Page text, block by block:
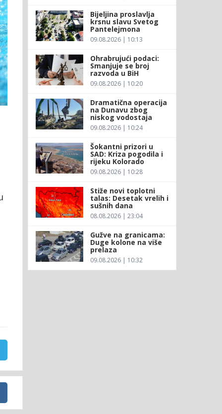
Bijeljina proslavlja
krsnu slavu Svetog
Pantelejmona
09.08.2026 | 10:13
Ohrabrujući podaci:
Smanjuje se broj
razvoda u BiH
09.08.2026 | 10:20
Dramatična operacija
na Dunavu zbog
niskog vodostaja
09.08.2026 | 10:24
Šokantni prizori u
SAD: Kriza pogodila i
rijeku Kolorado
09.08.2026 | 10:28
Stiže novi toplotni
talas: Desetak vrelih i
sušnih dana
08.08.2026 | 23:04
Gužve na granicama:
Duge kolone na više
prelaza
09.08.2026 | 10:32